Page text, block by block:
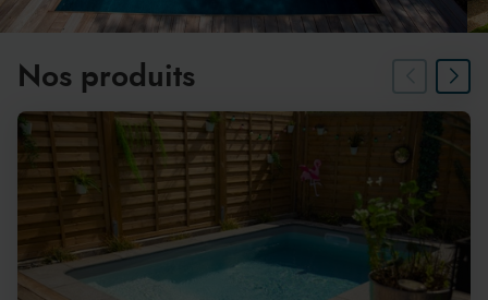
Nos produits